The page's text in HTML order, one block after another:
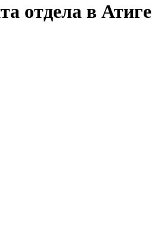
отдела в Атиге